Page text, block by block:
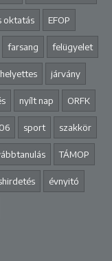
oktatás EFOP
farsang felügyelet
járvány
nyílt nap ORFK
sport szakkör
TÁMOP
évnyitó